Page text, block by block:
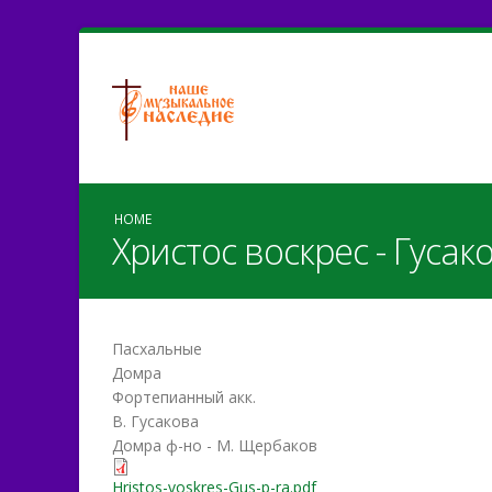
HOME
Христос воскрес -
Пасхальные
Домра
Фортепианный акк.
В. Гусакова
Домра ф-но - М. Щербаков
Hristos-voskres-Gus-p-ra.pdf